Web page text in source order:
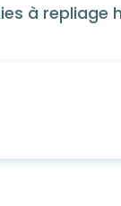
à repliage